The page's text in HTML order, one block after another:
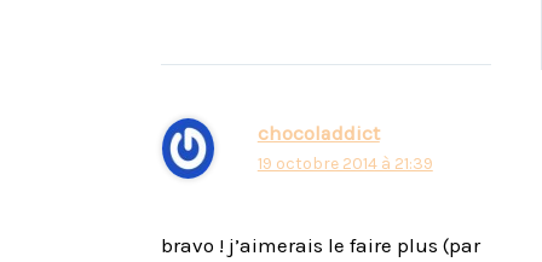
chocoladdict
19 octobre 2014 à 21:39
bravo ! j’aimerais le faire plus (par